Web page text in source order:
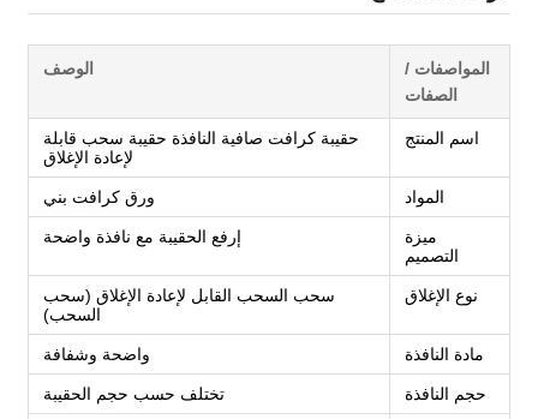
المواصفات /
الصفات
الوصف
اسم المنتج
حقيبة كرافت صافية النافذة حقيبة سحب قابلة
لإعادة الإغلاق
المواد ورق كرافت بني
ميزة
التصميم
إرفع الحقيبة مع نافذة واضحة
نوع الإغلاق
سحب السحب القابل لإعادة الإغلاق (سحب
السحب)
مادة النافذة واضحة وشفافة
حجم النافذة تختلف حسب حجم الحقيبة